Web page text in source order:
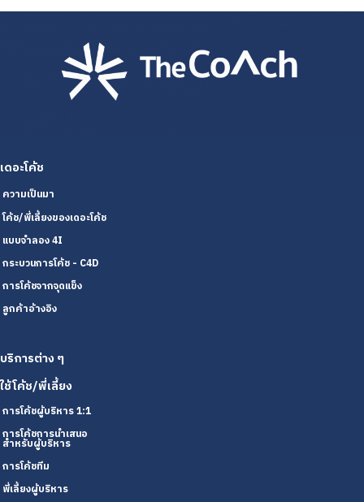
เดอะโค้ช
ความเป็นมา
โค้ช/พี่เลี้ยงของเดอะโค้ช
แบบจำลอง 4I
กระบวนการโค้ช - C4D
การโค้ชจากจุดแข็ง
ลูกค้าอ้างอิง
บริการต่าง ๆ
ใช้โค้ช/พี่เลี้ยง
การโค้ชผู้บริหาร 1:1
การโค้ชการนำเสนอ
สำหรับผู้บริหาร
การโค้ชทีม
พี่เลี้ยงผู้บริหาร